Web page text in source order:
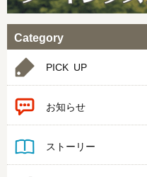
Category
PICK UP
お知らせ
ストーリー